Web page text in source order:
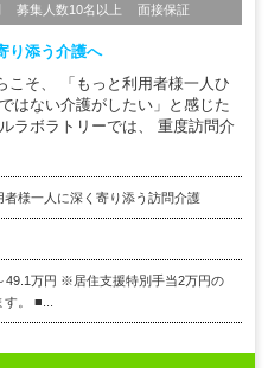
募集人数10名以上 面接保証
り添う介護へ
こそ、 「もっと利用者様一人ひ
はない介護がしたい」と感じた
ラボラトリーでは、 重度訪問介
様一人に深く寄り添う訪問介護
49.1万円 ※居住支援特別手当2万円の
。 ■...